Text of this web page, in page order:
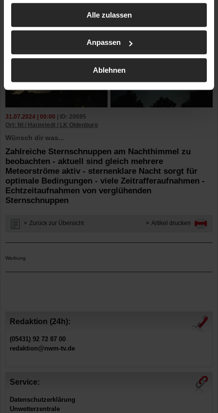
gesammelt haben.
Alle zulassen
Anpassen
Ablehnen
31.07.2024 | 00:00 | ID: 20695
Ort: NI / Harpstedt / LK Oldenburg
Wünsch dir was...
Zahlreiche Sternschnuppen am Nachthimmel zu
beobachten - aktuell sind gleich mehrere
Meteorströme aktiv - sternenklare Nacht sorgt für
optimale Bedingungen - viele Zeitrafferaufnahmen -
Echtzeitaufnahmen von verglühenden
Sternschnuppen
Zurück zur Übersicht Artikel drucken
Werbung
Redaktion (24h):
(05431) 92 72 87 00
redaktion@nwm-tv.de
Service:
Datenschutzerklärung
Unwetterzentrale